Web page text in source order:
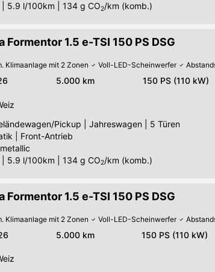
5.9 l/100km 134 g CO2/km (komb.)
Formentor 1.5 e-TSI 150 PS DSG
Klimaanlage mit 2 Zonen Voll-LED-Scheinwerfer
5.000 km 150 PS (110 kW)
Pickup
Jahreswagen
5 Türen
Front-Antrieb
5.9 l/100km 134 g CO2/km (komb.)
Formentor 1.5 e-TSI 150 PS DSG
Klimaanlage mit 2 Zonen Voll-LED-Scheinwerfer
5.000 km 150 PS (110 kW)